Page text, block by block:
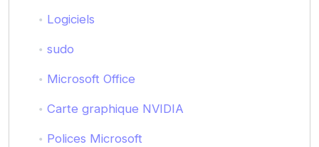
Logiciels
sudo
Microsoft Office
Carte graphique NVIDIA
Polices Microsoft